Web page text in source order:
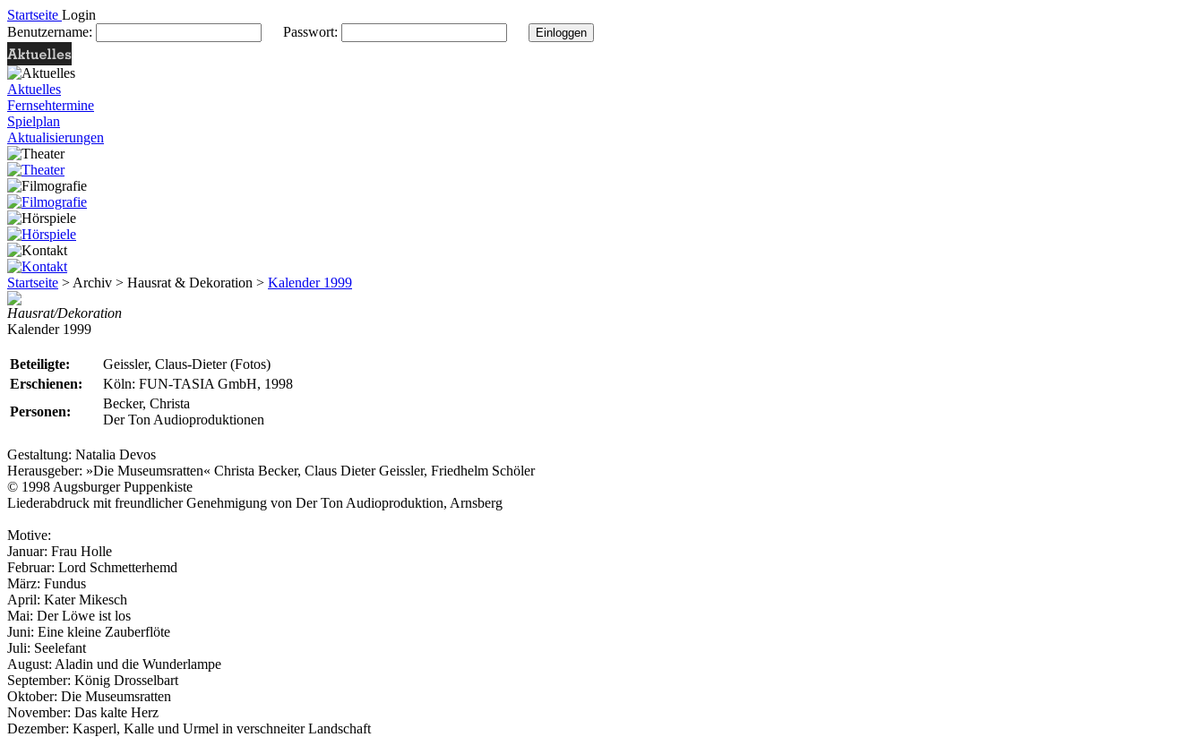
Startseite Login
Benutzername:
Passwort:
Aktuelles
Fernsehtermine
Spielplan
Aktualisierungen
Startseite > Archiv > Hausrat & Dekoration > Kalender 1999
Hausrat/Dekoration
Kalender 1999
Beteiligte:
Geissler, Claus-Dieter (Fotos)
Erschienen:
Köln: FUN-TASIA GmbH, 1998
Personen:
Becker, Christa
Der Ton Audioproduktionen
Gestaltung: Natalia Devos
Herausgeber: »Die Museumsratten« Christa Becker, Claus Dieter Geissler, Friedhelm Schöler
© 1998 Augsburger Puppenkiste
Liederabdruck mit freundlicher Genehmigung von Der Ton Audioproduktion, Arnsberg
Motive:
Januar: Frau Holle
Februar: Lord Schmetterhemd
März: Fundus
April: Kater Mikesch
Mai: Der Löwe ist los
Juni: Eine kleine Zauberflöte
Juli: Seelefant
August: Aladin und die Wunderlampe
September: König Drosselbart
Oktober: Die Museumsratten
November: Das kalte Herz
Dezember: Kasperl, Kalle und Urmel in verschneiter Landschaft